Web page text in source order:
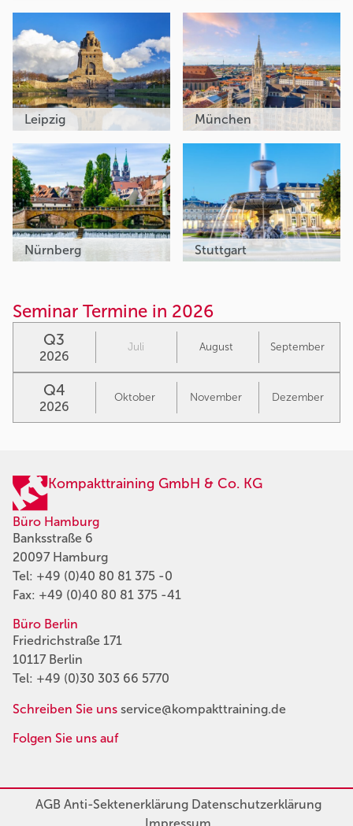
Leipzig München
Nürnberg Stuttgart
Seminar Termine in 2026
Q3
2026
Juli August September
Q4
2026
Oktober November Dezember
Kompakttraining GmbH & Co. KG
Büro Hamburg
Banksstraße 6
20097 Hamburg
Tel: +49 (0)40 80 81 375 -0
Fax: +49 (0)40 80 81 375 -41
Büro Berlin
Friedrichstraße 171
10117 Berlin
Tel: +49 (0)30 303 66 5770
Schreiben Sie uns service@kompakttraining.de
Folgen Sie uns auf
AGBAnti-SektenerklärungDatenschutzerklärung